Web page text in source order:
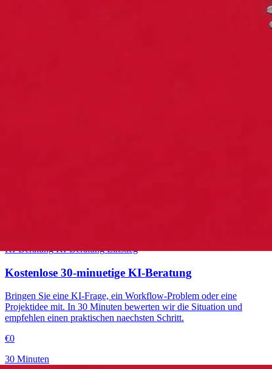
KI-Beratung KI-Beratung Einstieg
Kostenlose 30-minuetige KI-Beratung
Bringen Sie eine KI-Frage, ein Workflow-Problem oder eine
Projektidee mit. In 30 Minuten bewerten wir die Situation und
empfehlen einen praktischen naechsten Schritt.
€0
30 Minuten